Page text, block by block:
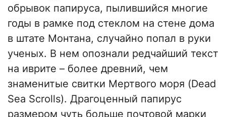
обрывок папируса, пылившийся многие
годы в рамке под стеклом на стене дома
в штате Монтана, случайно попал в руки
ученых. В нем опознали редчайший текст
на иврите – более древний, чем
знаменитые свитки Мертвого моря (Dead
Sea Scrolls). Драгоценный папирус
размером чуть больше почтовой марки